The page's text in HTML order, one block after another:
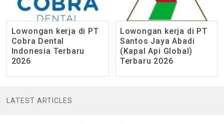
Lowongan kerja di PT
Cobra Dental
Indonesia Terbaru
2026
Lowongan kerja di PT
Santos Jaya Abadi
(Kapal Api Global)
Terbaru 2026
LATEST ARTICLES